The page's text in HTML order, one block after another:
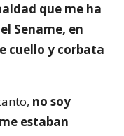
que me ha
Sename, en
cuello y corbata
no soy
estaban